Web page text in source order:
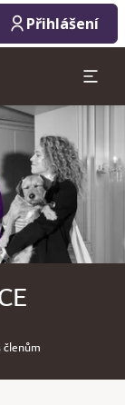
Přihlášení